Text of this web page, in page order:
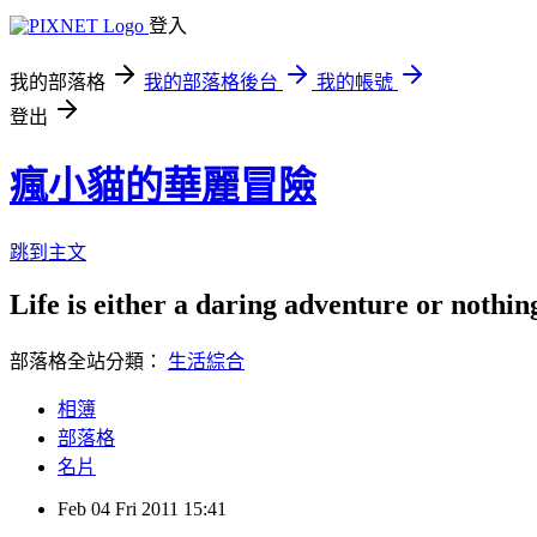
登入
我的部落格 我的部落格後台
我的帳號
登出
瘋小貓的華麗冒險
跳到主文
Life is either a daring adventure or
部落格全站分類： 生活綜合
相簿
部落格
名片
Feb 04 Fri 2011 15:41